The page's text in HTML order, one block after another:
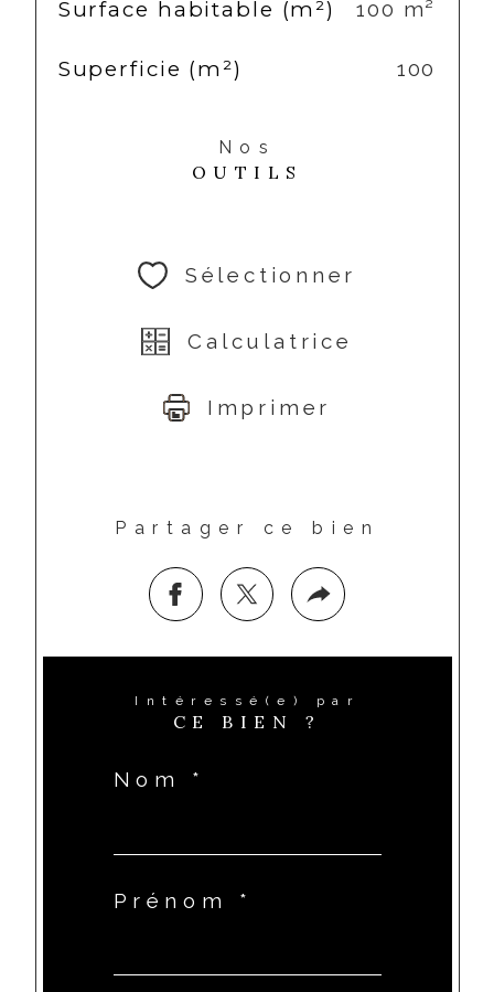
Surface habitable (m²) 100 m²
Superficie (m²) 100
Nos
OUTILS
Sélectionner
Calculatrice
Imprimer
Partager ce bien
Intéressé(e) par
CE BIEN ?
Nom *
Prénom *